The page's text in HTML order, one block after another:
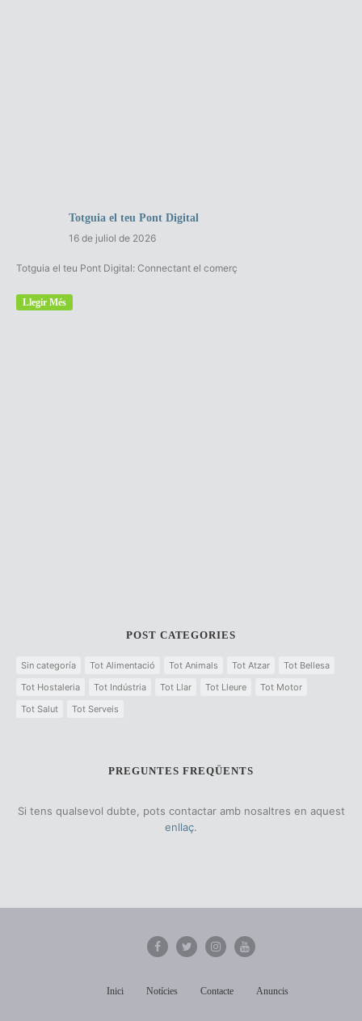
Totguia el teu Pont Digital
16 de juliol de 2026
Totguia el teu Pont Digital: Connectant el comerç
Llegir Més
POST CATEGORIES
Sin categoría Tot Alimentació Tot Animals Tot Atzar
Tot Bellesa
Tot Hostaleria
Tot Indústria Tot Llar Tot Lleure
Tot Motor
Tot Salut
Tot Serveis
PREGUNTES FREQÜENTS
Si tens qualsevol dubte, pots contactar amb nosaltres en aquest
enllaç.
Inici Notícies Contacte Anuncis